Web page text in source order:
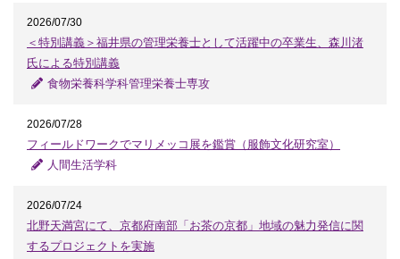
2026/07/30
＜特別講義＞福井県の管理栄養士として活躍中の卒業生、森川渚
氏による特別講義
食物栄養科学科管理栄養士専攻
2026/07/28
フィールドワークでマリメッコ展を鑑賞（服飾文化研究室）
人間生活学科
2026/07/24
北野天満宮にて、京都府南部「お茶の京都」地域の魅力発信に関
するプロジェクトを実施